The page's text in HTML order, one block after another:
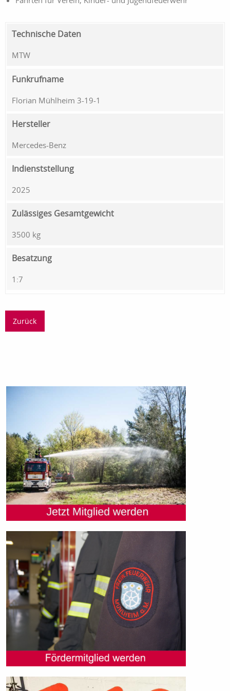
Technische Daten
MTW
Funkrufname
Florian Mühlheim 3-19-1
Hersteller
Mercedes-Benz
Indienststellung
2025
Zulässiges Gesamtgewicht
3500 kg
Besatzung
1:7
Zurück